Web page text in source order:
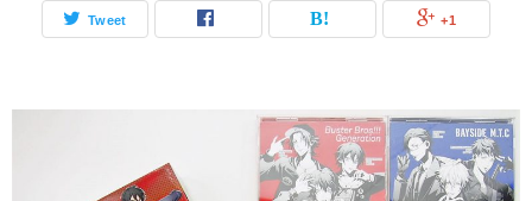
Tweet +1